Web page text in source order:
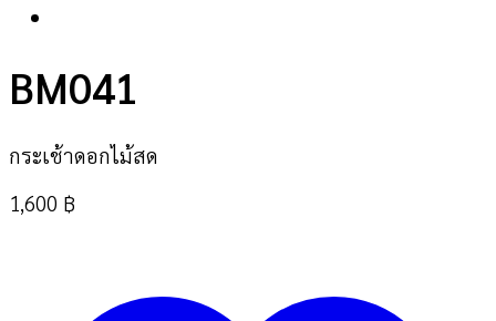
BM041
กระเช้าดอกไม้สด
1,600 ฿